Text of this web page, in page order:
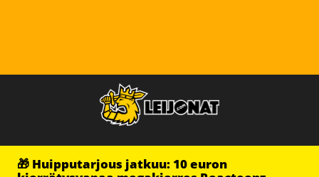
🎁 Huipputarjous jatkuu: 10 euron